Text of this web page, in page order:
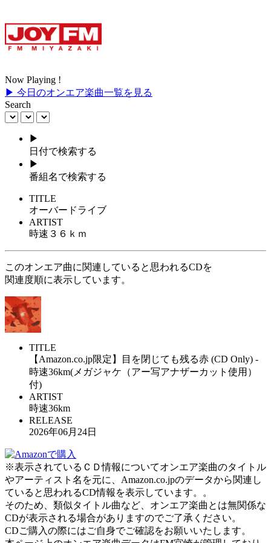
Now Playing !
▶ 今日のオンエア楽曲一覧を見る
Search
▶
日付で検索する
▶
番組名で検索する
TITLE
オーバードライブ
ARTIST
時速３６ｋｍ
このオンエア曲に関連していると思われるCDを
関連度順に表示しています。
TITLE
【Amazon.co.jp限定】目を閉じても残る赤 (CD Only) -
時速36km(メガジャケ（アー写アナザーカット使用）
付)
ARTIST
時速36km
RELEASE
2026年06月24日
※表示されているＣＤ情報についてオンエア楽曲のタイトル
やアーティスト名を元に、Amazon.co.jpのデータから関連し
ていると思われるCD情報を表示しています。。
そのため、類似タイトル曲など、オンエア楽曲とは無関係な
CDが表示される場合がありますのでご了承ください。
CDご購入の際にはご自身でご確認をお願いいたします。